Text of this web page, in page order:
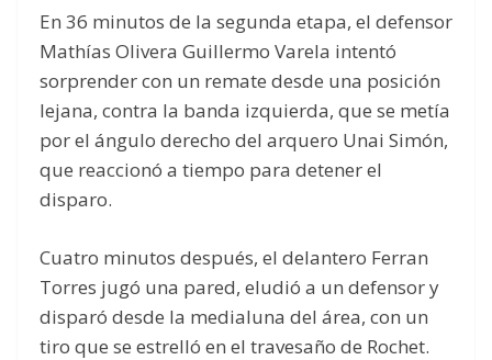
En 36 minutos de la segunda etapa, el defensor
Mathías Olivera Guillermo Varela intentó
sorprender con un remate desde una posición
lejana, contra la banda izquierda, que se metía
por el ángulo derecho del arquero Unai Simón,
que reaccionó a tiempo para detener el
disparo.
Cuatro minutos después, el delantero Ferran
Torres jugó una pared, eludió a un defensor y
disparó desde la medialuna del área, con un
tiro que se estrelló en el travesaño de Rochet.